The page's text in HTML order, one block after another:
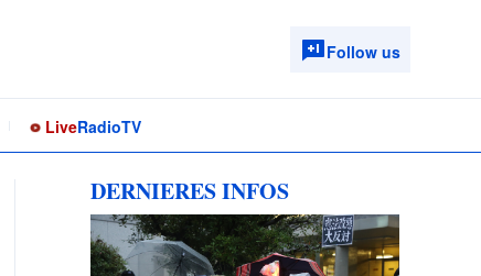
Follow us
LiveRadioTV
DERNIERES INFOS